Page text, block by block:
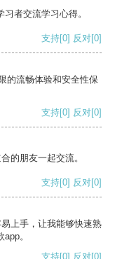
者交流学习心得。
支持[0] 反对[0]
的流畅体验和安全性保
支持[0] 反对[0]
的朋友一起交流。
支持[0] 反对[0]
上手，让我能够快速熟
。
支持[0] 反对[0]